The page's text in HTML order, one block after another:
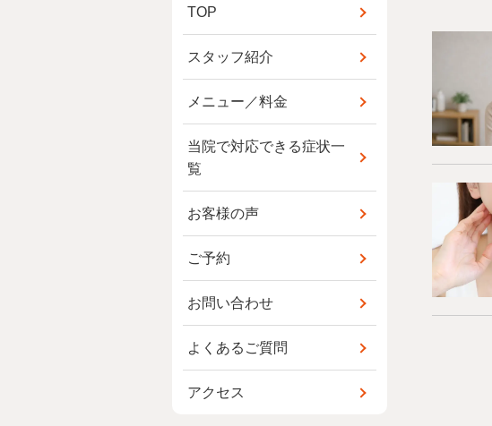
TOP
スタッフ紹介
メニュー／料金
当院で対応できる症状一
覧
お客様の声
ご予約
お問い合わせ
よくあるご質問
アクセス